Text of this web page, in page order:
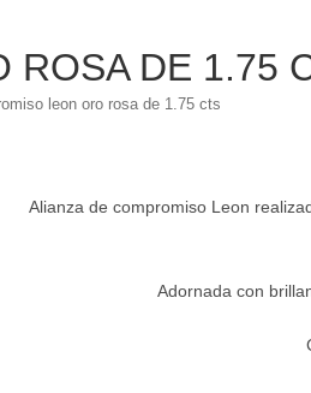
ROSA DE 1.75
leon oro rosa de 1.75 cts
Alianza de compromiso Leon
Adornada con